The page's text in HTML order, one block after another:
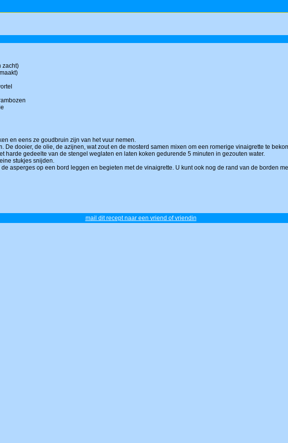
zacht)
en eens ze goudbruin zijn van het vuur nemen.
De dooier, de olie, de azijnen, wat zout en de mosterd samen mixen om een romerige vinaigrette te
harde gedeelte van de stengel weglaten en laten koken gedurende 5 minuten in gezouten water.
stukjes snijden.
asperges op een bord leggen en begieten met de vinaigrette. U kunt ook nog de rand van de borden
mail dit recept naar een vriend of vriendin